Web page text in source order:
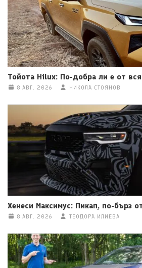
Тойота Hilux: По-добра ли е от
8 АВГ. 2026 НИКОЛА СТОЯНОВ
Хенеси Максимус: Пикап, по-бърз
8 АВГ. 2026 ТЕОДОРА ИЛИЕВА